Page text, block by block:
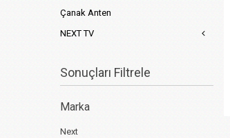
Çanak Anten
NEXT TV
Sonuçları Filtrele
Marka
Next